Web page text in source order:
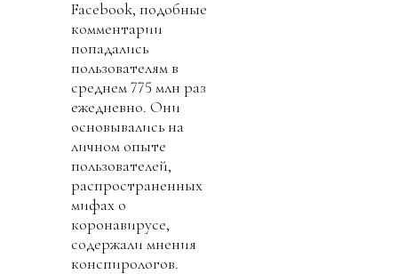
Facebook, подобные
комментарии
попадались
пользователям в
среднем 775 млн раз
ежедневно. Они
основывались на
личном опыте
пользователей,
распространенных
мифах о
коронавирусе,
содержали мнения
конспирологов.